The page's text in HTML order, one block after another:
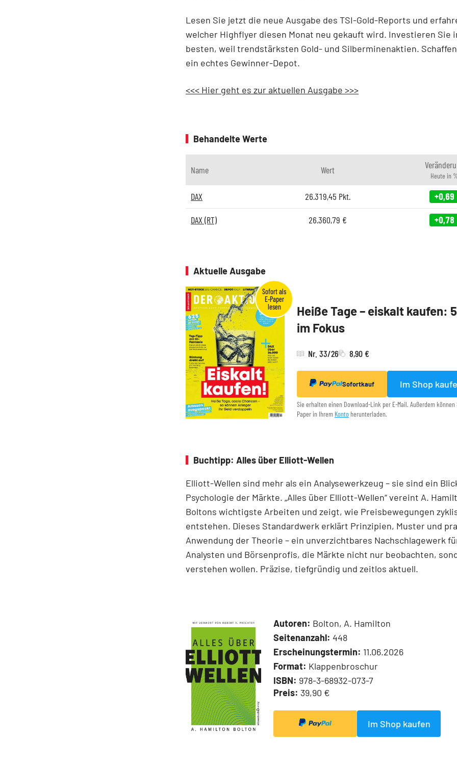
Lesen Sie jetzt die neue Ausgabe des TSI-Gold-Reports und
welcher Highflyer diesen Monat neu gekauft wird. Investieren Sie
besten, weil trendstärksten Gold- und Silberminenaktien.
ein echtes Gewinner-Depot.
<<< Hier geht es zur aktuellen Ausgabe >>>
Behandelte Werte
Name Wert
Heute in
DAX 26.319,45 Pkt. +0,69
DAX (RT) 26.360,79 € +0,78
Aktuelle Ausgabe
Heiße Tage – eiskalt kaufen:
im Fokus
Nr. 33/26 8,90 €
Sofortkauf Im Shop
Sie erhalten einen Download-Link per E-Mail. Außerdem
Paper in Ihrem Konto herunterladen.
Buchtipp: Alles über Elliott-Wellen
Elliott-Wellen sind mehr als ein Analysewerkzeug – sie sind ein
Psychologie der Märkte. „Alles über Elliott-Wellen“ vereint A.
Boltons wichtigste Arbeiten und zeigt, wie Preisbewegungen
entstehen. Dieses Standardwerk erklärt Prinzipien, Muster und
Anwendung der Theorie – ein unverzichtbares Nachschlagewerk
Analysten und Börsenprofis, die Märkte nicht nur beobachten,
verstehen wollen. Präzise, tiefgründig und zeitlos aktuell.
Autoren: Bolton, A. Hamilton
Seitenanzahl: 448
Erscheinungstermin: 11.06.2026
Format: Klappenbroschur
ISBN: 978-3-68932-073-7
Preis: 39,90 €
Im Shop kaufen